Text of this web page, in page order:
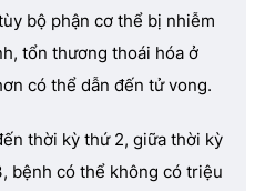
bộ phận cơ thể bị nhiễm
tổn thương thoái hóa ở
có thể dẫn đến tử vong.
thời kỳ thứ 2, giữa thời kỳ
bệnh có thể không có triệu